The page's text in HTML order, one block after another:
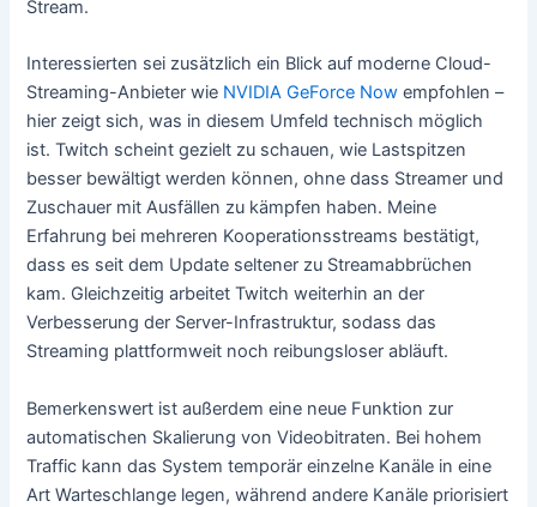
Stream.
Interessierten sei zusätzlich ein Blick auf moderne Cloud-
Streaming-Anbieter wie NVIDIA GeForce Now empfohlen –
hier zeigt sich, was in diesem Umfeld technisch möglich
ist. Twitch scheint gezielt zu schauen, wie Lastspitzen
besser bewältigt werden können, ohne dass Streamer und
Zuschauer mit Ausfällen zu kämpfen haben. Meine
Erfahrung bei mehreren Kooperationsstreams bestätigt,
dass es seit dem Update seltener zu Streamabbrüchen
kam. Gleichzeitig arbeitet Twitch weiterhin an der
Verbesserung der Server-Infrastruktur, sodass das
Streaming plattformweit noch reibungsloser abläuft.
Bemerkenswert ist außerdem eine neue Funktion zur
automatischen Skalierung von Videobitraten. Bei hohem
Traffic kann das System temporär einzelne Kanäle in eine
Art Warteschlange legen, während andere Kanäle priorisiert